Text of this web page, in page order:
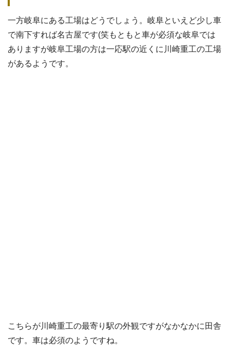
一方岐阜にある工場はどうでしょう。岐阜といえど少し車
で南下すれば名古屋です(笑もともと車が必須な岐阜では
ありますが岐阜工場の方は一応駅の近くに川崎重工の工場
があるようです。
こちらが川崎重工の最寄り駅の外観ですがなかなかに田舎
です。車は必須のようですね。